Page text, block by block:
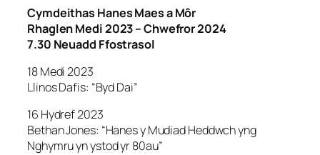
Cymdeithas Hanes Maes a Môr
Rhaglen Medi 2023 – Chwefror 2024
7.30 Neuadd Ffostrasol
18 Medi 2023
Llinos Dafis: “Byd Dai”
16 Hydref 2023
Bethan Jones: “Hanes y Mudiad Heddwch yng
Nghymru yn ystod yr 80au”